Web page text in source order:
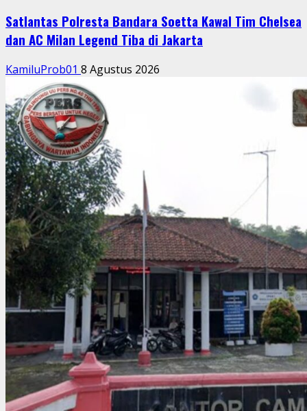
Satlantas Polresta Bandara Soetta Kawal Tim Chelsea
dan AC Milan Legend Tiba di Jakarta
KamiluProb01 8 Agustus 2026